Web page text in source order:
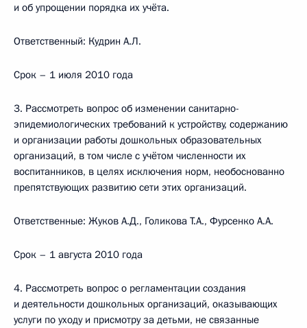
и об упрощении порядка их учёта.
Ответственный: Кудрин А.Л.
Срок – 1 июля 2010 года
3. Рассмотреть вопрос об изменении санитарно-
эпидемиологических требований к устройству, содержанию
и организации работы дошкольных образовательных
организаций, в том числе с учётом численности их
воспитанников, в целях исключения норм, необоснованно
препятствующих развитию сети этих организаций.
Ответственные: Жуков А.Д., Голикова Т.А., Фурсенко А.А.
Срок – 1 августа 2010 года
4. Рассмотреть вопрос о регламентации создания
и деятельности дошкольных организаций, оказывающих
услуги по уходу и присмотру за детьми, не связанные